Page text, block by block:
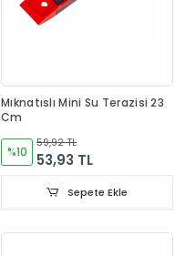
Mıknatıslı Mini Su Terazisi 23
Cm
%10
59,92 TL
53,93 TL
Sepete Ekle